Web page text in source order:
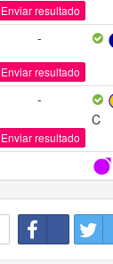
Enviar resultado
-
Enviar resultado
-
C
Enviar resultado